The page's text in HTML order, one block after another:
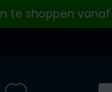
te shoppen vanaf